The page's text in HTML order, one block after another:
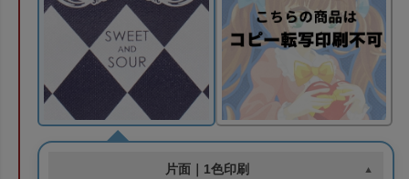
片面｜1色印刷